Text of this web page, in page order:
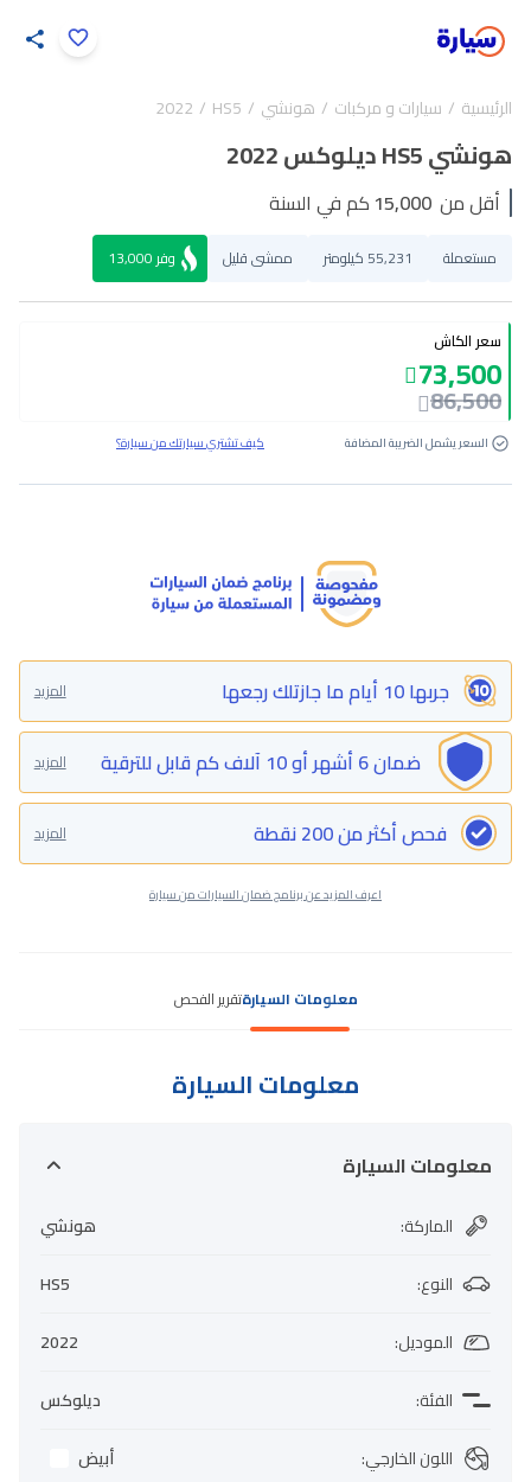
الرئيسية سيارات و مركبات هونشي HS5
2022
هونشي HS5 ديلوكس 2022
أقل من 15,000 كم في السنة
مستعملة 55,231 كيلومتر ممشى قليل وفر13,000
سعر الكاش
73,500
86,500
السعر يشمل الضريبة المضافة كيف تشتري سيارتك من سيارة؟
جربها 10 أيام ما جازتلك رجعها المزيد
ضمان 6 أشهر أو 10 آلاف كم قابل للترقية المزيد
فحص أكثر من 200 نقطة المزيد
اعرف المزيد عن برنامج ضمان السيارات من سيارة
معلومات السيارةتقرير الفحص
معلومات السيارة
معلومات السيارة
الماركة:
هونشي
النوع:
HS5
الموديل:
2022
الفئة:
ديلوكس
اللون الخارجي:
أبيض